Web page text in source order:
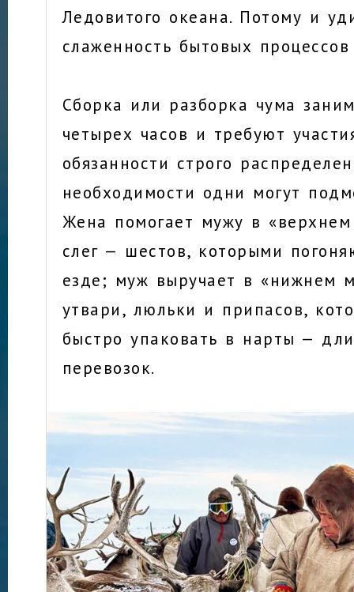
Ледовитого океана. Потому и
слаженность бытовых
Сборка или разборка чума
четырех часов и требуют
обязанности строго
необходимости одни могут
Жена помогает мужу в
слег — шестов, которыми
езде; муж выручает в «нижнем
утвари, люльки и припасов,
быстро упаковать в нарты —
перевозок.